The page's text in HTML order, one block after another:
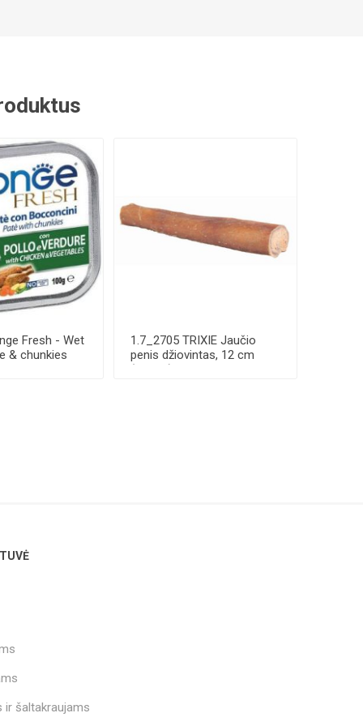
Fresh - Wet
& chunkies
1.7_2705 TRIXIE Jaučio
penis džiovintas, 12 cm
(pak.50) !MIN...
ir šaltakraujams